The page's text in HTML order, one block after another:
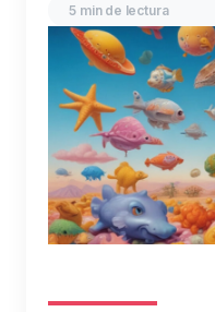
5 min de lectura